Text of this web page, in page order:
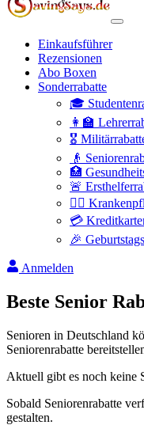
Einkaufsführer
Rezensionen
Abo Boxen
Sonderrabatte
🎓
👩‍🏫
🎖️
👴
🏥
🚨
👩‍⚕️
💳
🎉
Anmelden
Beste Senior
Senioren in Deutschland
Seniorenrabatte
Aktuell gibt es noch keine
Sobald Seniorenrabatte
gestalten.